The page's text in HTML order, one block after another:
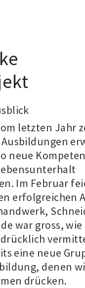
letzten Jahr
neue
Im Februar
erfolgreichen
war gross, wie
eine neue
denen
drücken.